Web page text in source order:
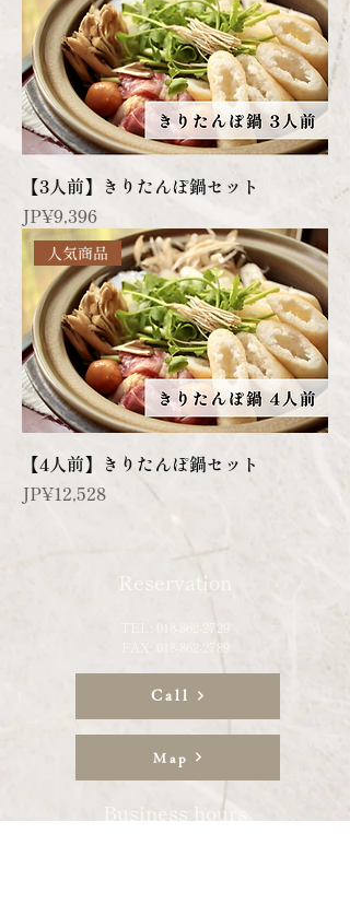
【3人前】きりたんぽ鍋セット
Price
JP¥9,396
人気商品
【4人前】きりたんぽ鍋セット
Price
JP¥12,528
Reservation
018-862-2729
018-862-2789
Call
Map
​Business hours